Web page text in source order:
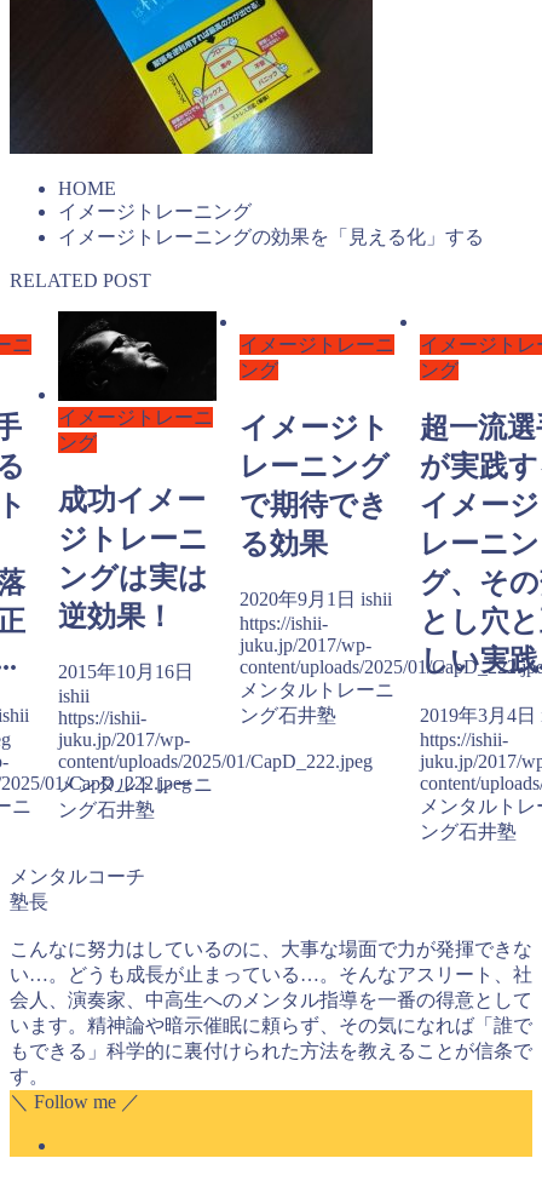
HOME
イメージトレーニング
イメージトレーニングの効果を「見える化」する
RELATED POST
ニ
01/CapD_222.jpeg
ニ
イメージトレーニ
ング
成功イメー
ジトレーニ
ングは実は
逆効果！
2015年10月16日
ishii
https://ishii-
juku.jp/2017/wp-
content/uploads/2025/01/CapD_222.jpeg
メンタルトレーニ
ング石井塾
イメージトレーニ
ング
イメージト
レーニング
で期待でき
る効果
2020年9月1日 ishii
https://ishii-
juku.jp/2017/wp-
content/uploads/2025/01/
メンタルトレーニ
ング石井塾
イメージトレ
ング
超一流
が実践
イメー
レーニン
グ、そ
とし穴
しい実践
2019年3月4日
https://ishii-
juku.jp/2017/
content/
メンタルトレ
ング石井塾
メンタルコーチ
塾長
こんなに努力はしているのに、大事な場面で力が発揮できな
い…。どうも成長が止まっている…。そんなアスリート、社
会人、演奏家、中高生へのメンタル指導を一番の得意として
います。精神論や暗示催眠に頼らず、その気になれば「誰で
もできる」科学的に裏付けられた方法を教えることが信条で
す。
＼ Follow me ／